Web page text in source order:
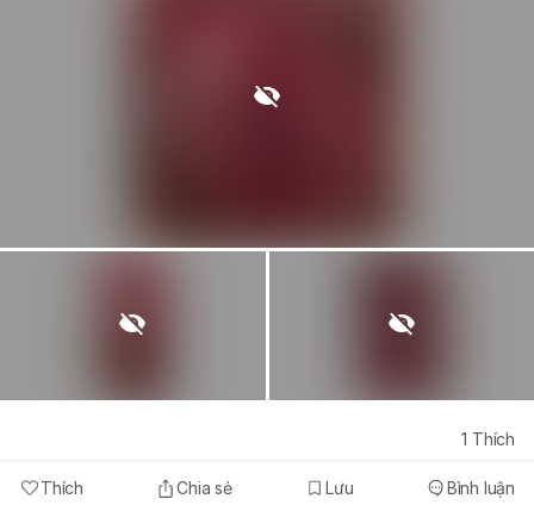
Thích Chia sẻ Lưu Bình luận
1 Thích